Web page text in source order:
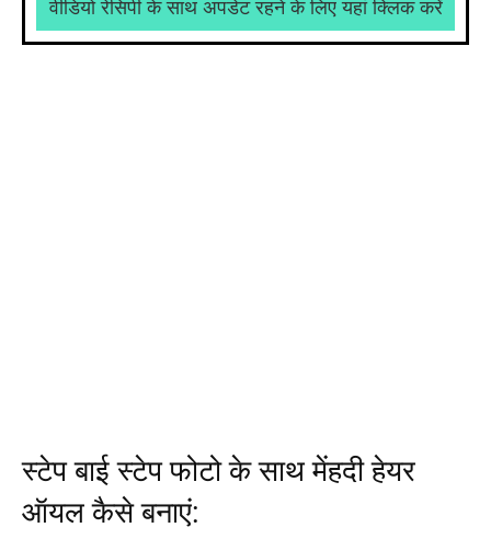
वीडियो रेसिपी के साथ अपडेट रहने के लिए यहां क्लिक करें
स्टेप बाई स्टेप फोटो के साथ मेंहदी हेयर
ऑयल कैसे बनाएं: